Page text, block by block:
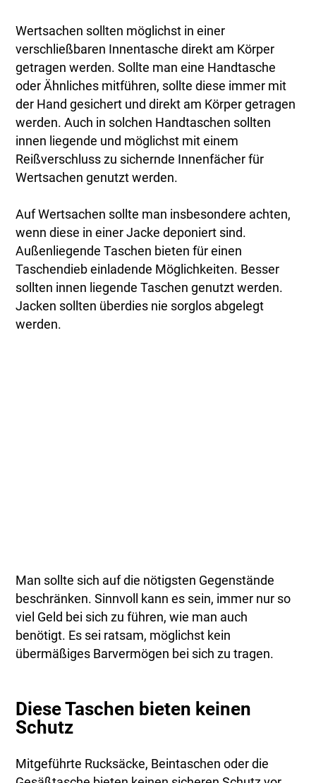
Wertsachen sollten möglichst in einer
verschließbaren Innentasche direkt am Körper
getragen werden. Sollte man eine Handtasche
oder Ähnliches mitführen, sollte diese immer mit
der Hand gesichert und direkt am Körper getragen
werden. Auch in solchen Handtaschen sollten
innen liegende und möglichst mit einem
Reißverschluss zu sichernde Innenfächer für
Wertsachen genutzt werden.
Auf Wertsachen sollte man insbesondere achten,
wenn diese in einer Jacke deponiert sind.
Außenliegende Taschen bieten für einen
Taschendieb einladende Möglichkeiten. Besser
sollten innen liegende Taschen genutzt werden.
Jacken sollten überdies nie sorglos abgelegt
werden.
Man sollte sich auf die nötigsten Gegenstände
beschränken. Sinnvoll kann es sein, immer nur so
viel Geld bei sich zu führen, wie man auch
benötigt. Es sei ratsam, möglichst kein
übermäßiges Barvermögen bei sich zu tragen.
Diese Taschen bieten keinen
Schutz
Mitgeführte Rucksäcke, Beintaschen oder die